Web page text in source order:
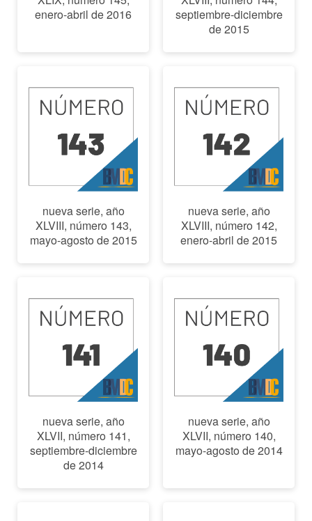
enero-abril de 2016
septiembre-diciembre
de 2015
nueva serie, año
XLVIII, número 143,
mayo-agosto de 2015
nueva serie, año
XLVIII, número 142,
enero-abril de 2015
nueva serie, año
XLVII, número 141,
septiembre-diciembre
de 2014
nueva serie, año
XLVII, número 140,
mayo-agosto de 2014